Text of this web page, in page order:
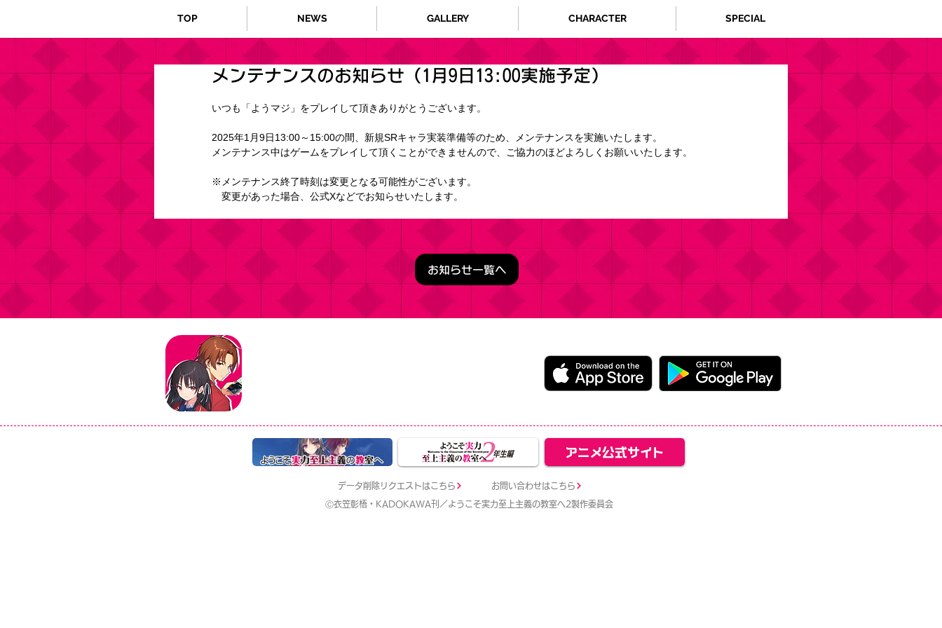
TOP NEWS GALLERY CHARACTER SPECIAL
メンテナンスのお知らせ（1月9日13:00実施予定）
いつも「ようマジ」をプレイして頂きありがとうございます。
2025年1月9日13:00～15:00の間、 新規SRキャラ実装準備等のため、メンテナンスを実施いたします。
メンテナンス中はゲームをプレイして頂くことができませんので、ご協力のほどよろしくお願いいたします。
※メンテナンス終了時刻は変更となる可能性がございます。
変更があった場合、公式Xなどでお知らせいたします。
お知らせ一覧へ
データ削除リクエストはこちら お問い合わせはこちら
Ⓒ衣笠彰梧・KADOKAWA刊／ようこそ実力至上主義の教室へ2製作委員会